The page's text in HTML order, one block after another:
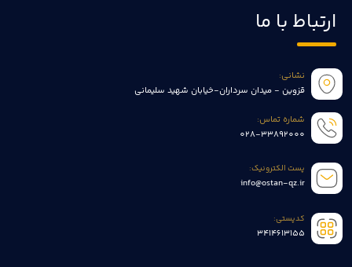
ارتباط با ما
نشانی:
قزوین - میدان سرداران-خیابان شهید سلیمانی
شماره تماس:
028-33892000
پست الکترونیک:
info@ostan-qz.ir
کدپستی:
3414613155